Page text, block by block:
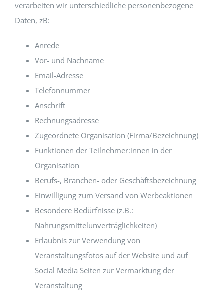
verarbeiten wir unterschiedliche personenbezogene
Daten, zB:
Anrede
Vor- und Nachname
Email-Adresse
Telefonnummer
Anschrift
Rechnungsadresse
Zugeordnete Organisation (Firma/Bezeichnung)
Funktionen der Teilnehmer:innen in der
Organisation
Berufs-, Branchen- oder Geschäftsbezeichnung
Einwilligung zum Versand von Werbeaktionen
Besondere Bedürfnisse (z.B.:
Nahrungsmittelunverträglichkeiten)
Erlaubnis zur Verwendung von
Veranstaltungsfotos auf der Website und auf
Social Media Seiten zur Vermarktung der
Veranstaltung